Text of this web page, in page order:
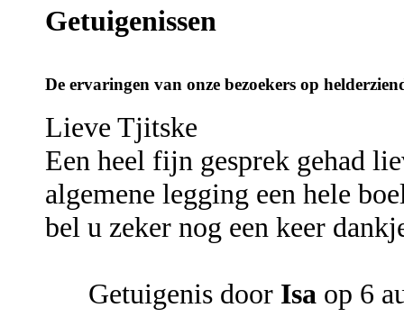
Getuigenissen
De ervaringen van onze bezoekers op
Lieve Tjitske
Een heel fijn gesprek gehad
algemene legging een hele
bel u zeker nog een keer
Getuigenis door Isa op 6